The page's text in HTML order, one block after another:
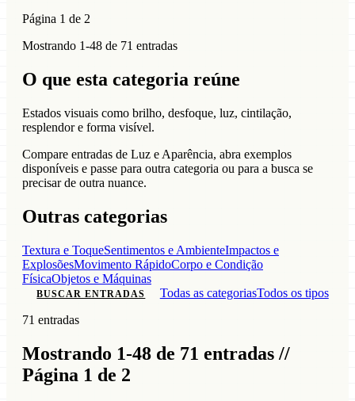
Página 1 de 2
Mostrando 1-48 de 71 entradas
O que esta categoria reúne
Estados visuais como brilho, desfoque, luz, cintilação,
resplendor e forma visível.
Compare entradas de Luz e Aparência, abra exemplos
disponíveis e passe para outra categoria ou para a busca se
precisar de outra nuance.
Outras categorias
Textura e ToqueSentimentos e AmbienteImpactos e
ExplosõesMovimento RápidoCorpo e Condição
FísicaObjetos e Máquinas
BUSCAR ENTRADAS Todas as categoriasTodos os tipos
71 entradas
Mostrando 1-48 de 71 entradas //
Página 1 de 2